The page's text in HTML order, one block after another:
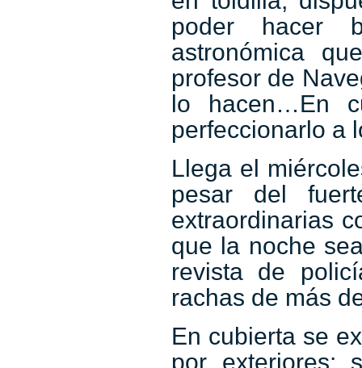
poder hacer
astronómica
profesor de
lo hacen…En
perfeccionarlo a
Llega el
pesar del
extraordinarias
que la noche
revista de
rachas de más
En cubierta se
por exteriores: